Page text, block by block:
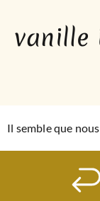
vanille
Il semble que